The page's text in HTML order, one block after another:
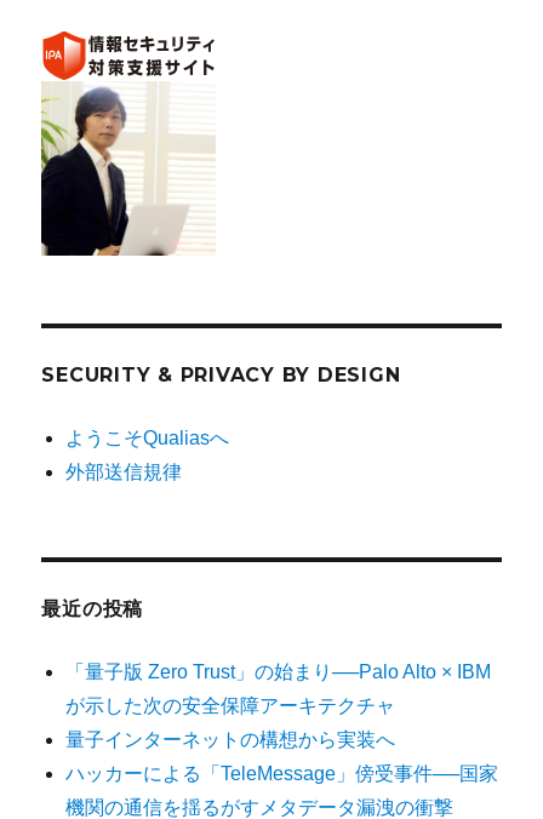
SECURITY & PRIVACY BY DESIGN
ようこそQualiasへ
外部送信規律
最近の投稿
「量子版 Zero Trust」の始まり──Palo Alto × IBM
が示した次の安全保障アーキテクチャ
量子インターネットの構想から実装へ
ハッカーによる「TeleMessage」傍受事件──国家
機関の通信を揺るがすメタデータ漏洩の衝撃